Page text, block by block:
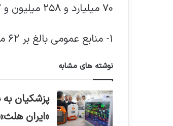
۷۰ میلیارد و ۲۵۸ میلیون و ۸۴۲ هزار و ۲۱۹ میلیون ریال شامل:
۱- منابع عمومی بالغ بر ۶۲ میلیارد و ۷۸۱ میلیون و ۲۵۶ هزار و ۹۲۷ میلیون ریال
نوشته های مشابه
پزشکیان به
«ایران